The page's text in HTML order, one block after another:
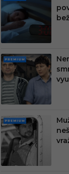
PRE
MIU
M
PRE
MIU
M
PRE
MIU
M